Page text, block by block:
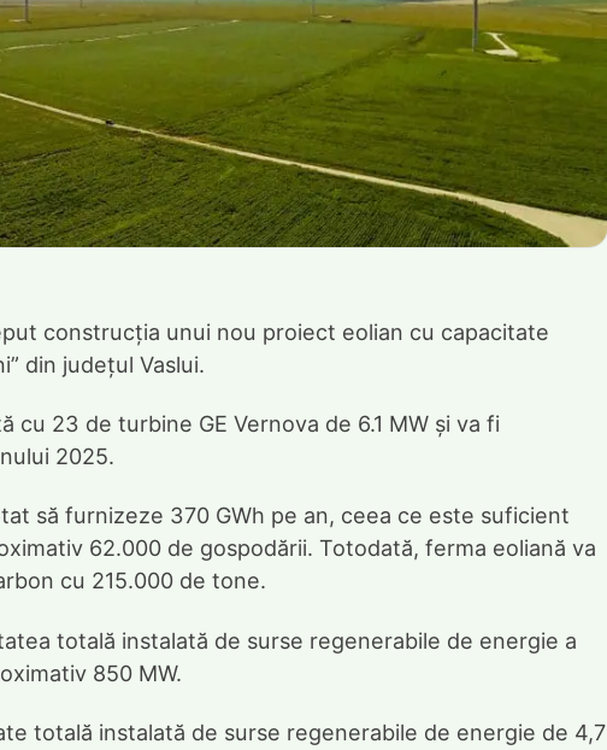
construcția unui nou proiect eolian cu capacitate
din județul Vaslui.
23 de turbine GE Vernova de 6.1 MW și va fi
2025.
să furnizeze 370 GWh pe an, ceea ce este suficient
62.000 de gospodării. Totodată, ferma eoliană va
cu 215.000 de tone.
totală instalată de surse regenerabile de energie a
850 MW.
totală instalată de surse regenerabile de energie de 4,7